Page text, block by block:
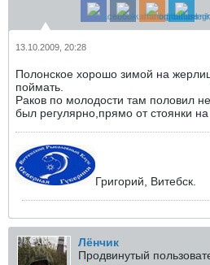
13.10.2009, 20:28
Полонское хорошо зимой на
поймать.
Раков по молодости там половил
был регулярно,прямо от стоянки на
Григорий, Витебск.
Лёнчик
Продвинутый